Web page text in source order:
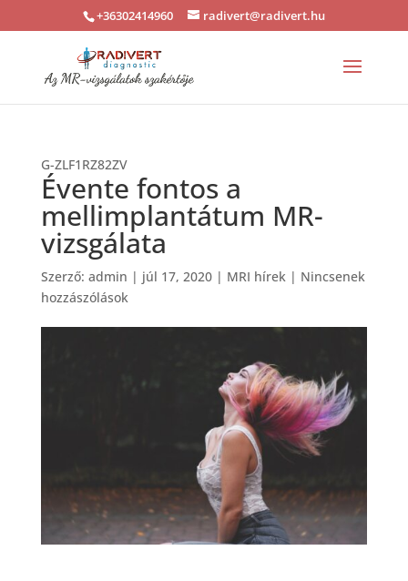
+36302414960 radivert@radivert.hu
G-ZLF1RZ82ZV
Évente fontos a
mellimplantátum MR-
vizsgálata
Szerző: admin | júl 17, 2020| MRI hírek| Nincsenek
hozzászólások